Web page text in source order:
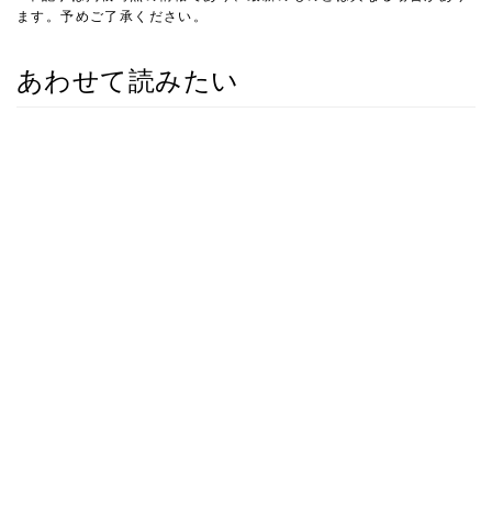
ます。予めご了承ください。
あわせて読みたい